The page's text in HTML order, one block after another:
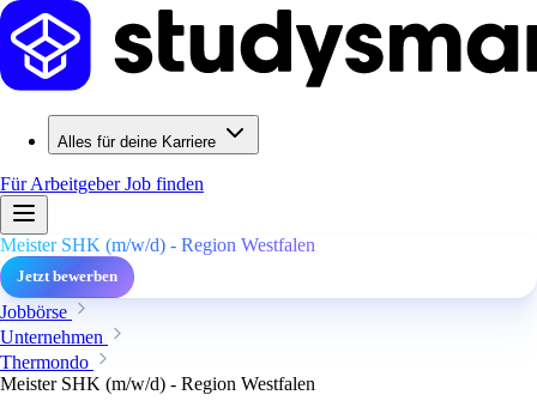
Alles für deine Karriere
Für ArbeitgeberJob finden
Meister SHK (m/w/d) - Region Westfalen
Jetzt bewerben
Jobbörse
Unternehmen
Thermondo
Meister SHK (m/w/d) - Region Westfalen